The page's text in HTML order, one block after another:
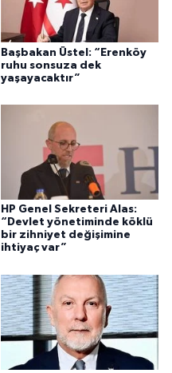
Başbakan Üstel: “Erenköy
ruhu sonsuza dek
yaşayacaktır”
HP Genel Sekreteri Alas:
“Devlet yönetiminde köklü
bir zihniyet değişimine
ihtiyaç var”